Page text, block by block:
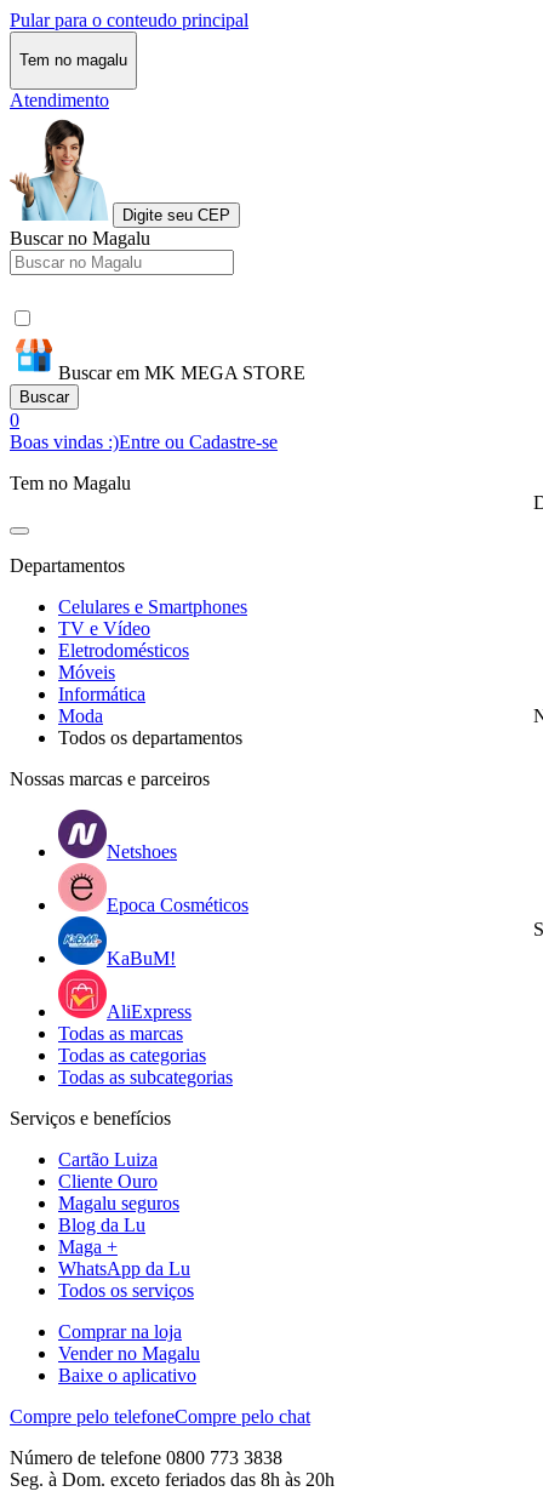
Pular para o conteudo principal
Tem no magalu
Atendimento
Digite seu CEP
Buscar no Magalu
Buscar em MK MEGA STORE
Buscar
0
Boas vindas :)Entre ou Cadastre-se
Tem no Magalu
Departamentos
Celulares e Smartphones
TV e Vídeo
Eletrodomésticos
Móveis
Informática
Moda
Todos os departamentos
Nossas marcas e parceiros
Netshoes
Epoca Cosméticos
KaBuM!
AliExpress
Todas as marcas
Todas as categorias
Todas as subcategorias
Serviços e benefícios
Cartão Luiza
Cliente Ouro
Magalu seguros
Blog da Lu
Maga +
WhatsApp da Lu
Todos os serviços
Comprar na loja
Vender no Magalu
Baixe o aplicativo
Compre pelo telefoneCompre pelo chat
Número de telefone 0800 773 3838
Seg. à Dom. exceto feriados das 8h às 20h